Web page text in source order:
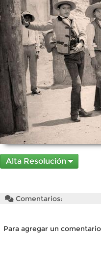
Alta Resolución
Comentarios:
Para agregar un comentario